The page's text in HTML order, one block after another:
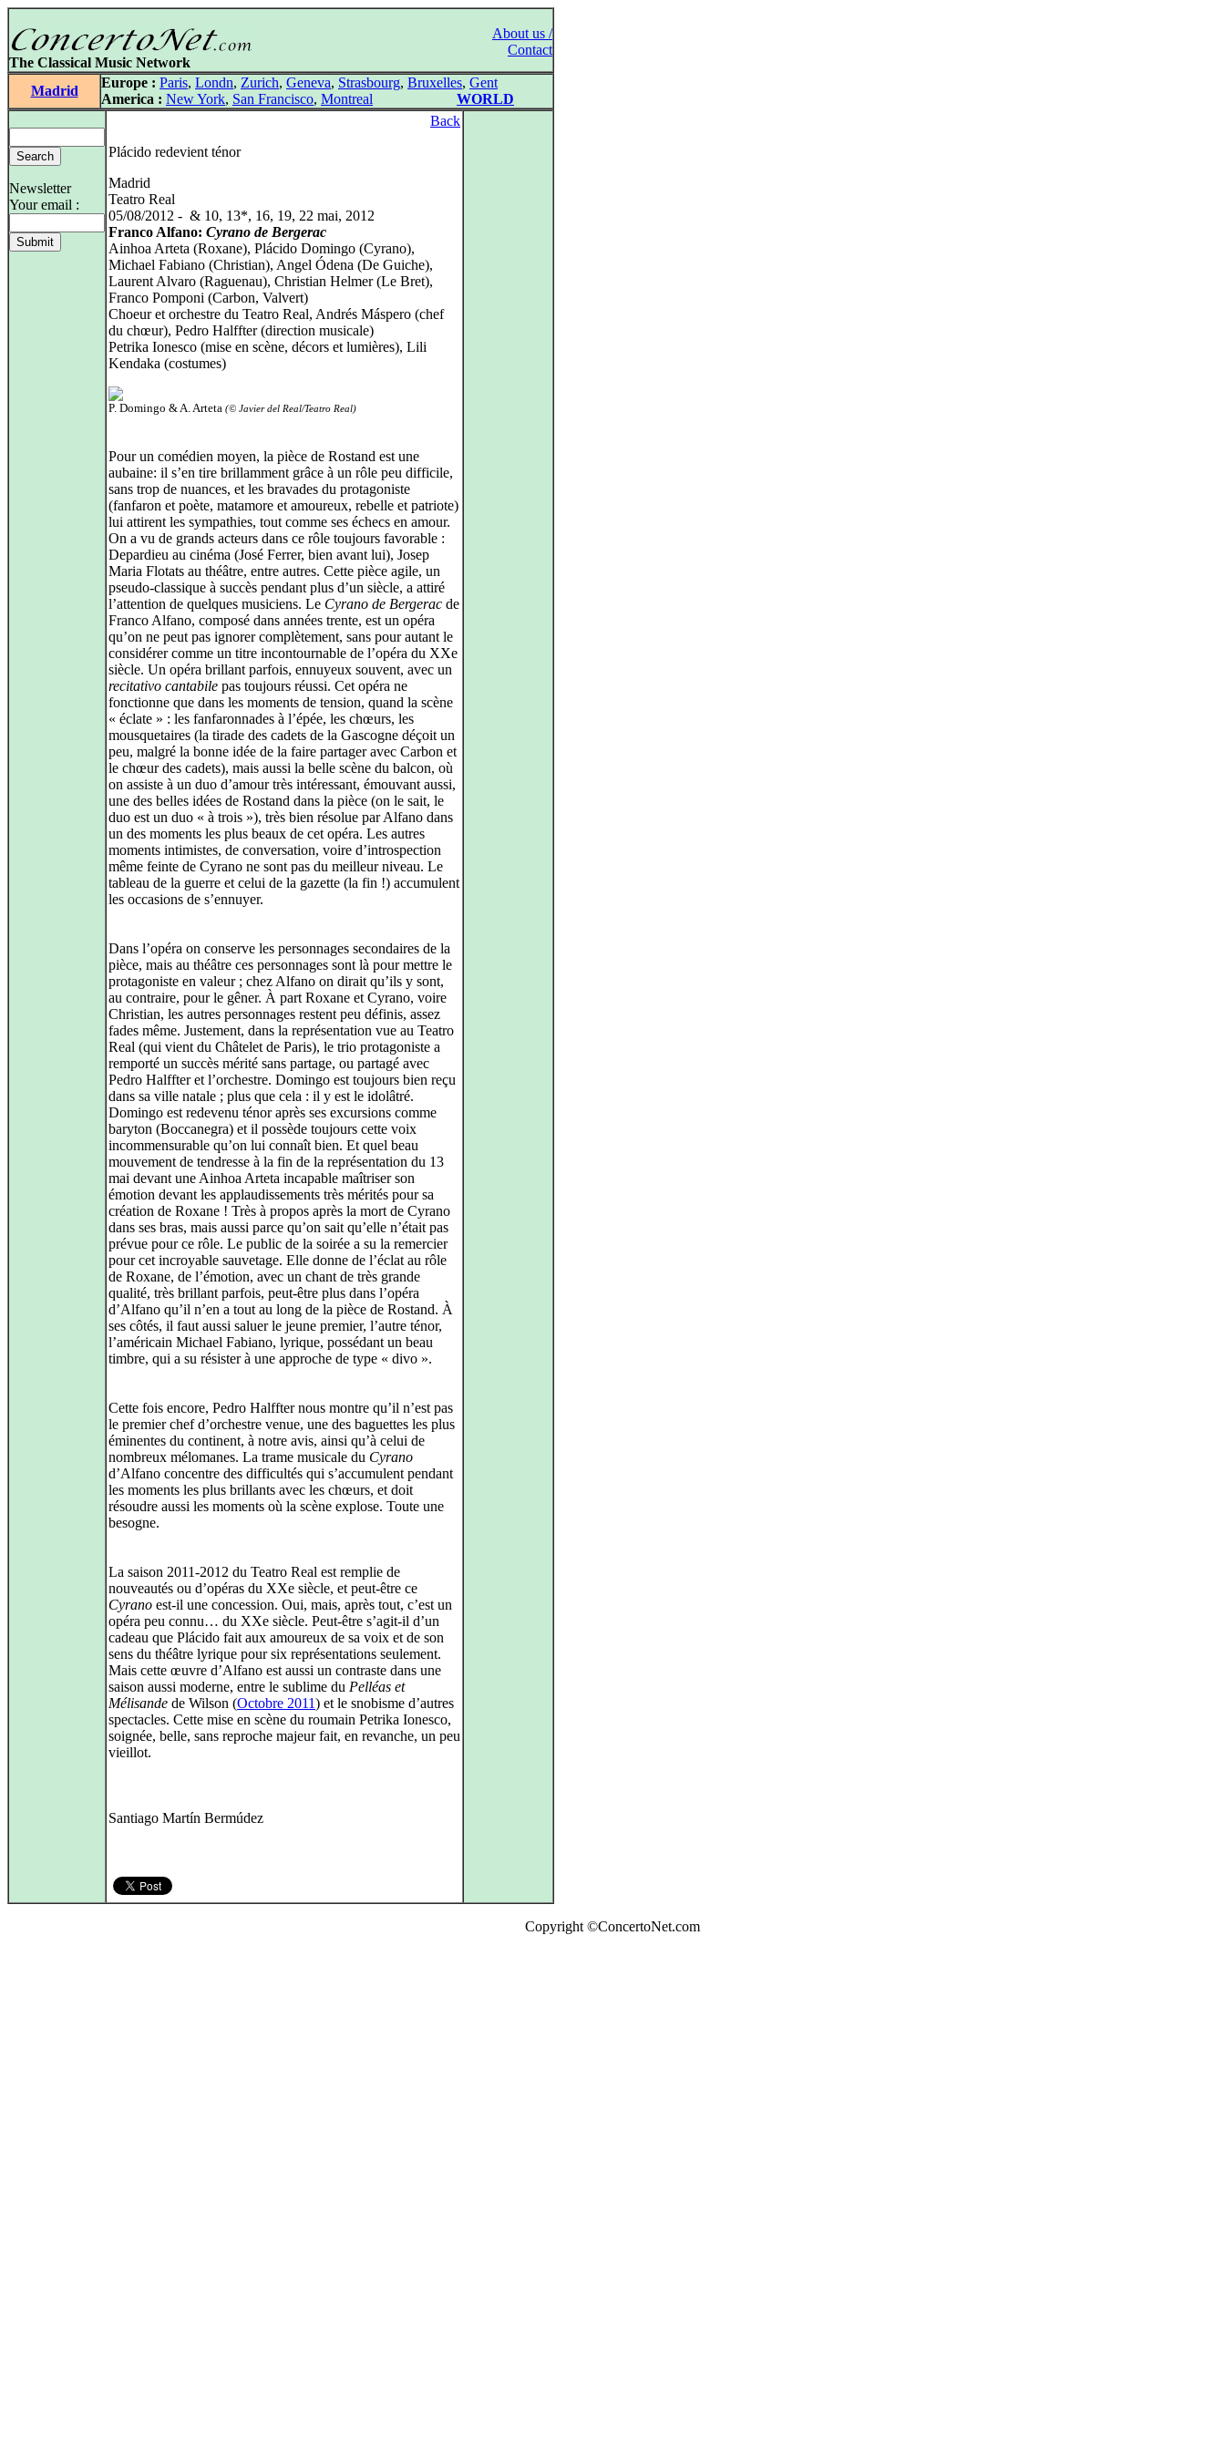
About us /
Contact
The Classical Music Network
Madrid
Europe : Paris, Londn, Zurich, Geneva, Strasbourg, Bruxelles, Gent
America : New York, San Francisco, Montreal WORLD
Newsletter
Your email :
Back
Plácido redevient ténor
Madrid
Teatro Real
05/08/2012 - & 10, 13*, 16, 19, 22 mai, 2012
Franco Alfano: Cyrano de Bergerac
Ainhoa Arteta (Roxane), Plácido Domingo (Cyrano),
Michael Fabiano (Christian), Angel Ódena (De Guiche),
Laurent Alvaro (Raguenau), Christian Helmer (Le Bret),
Franco Pomponi (Carbon, Valvert)
Choeur et orchestre du Teatro Real, Andrés Máspero (chef
du chœur), Pedro Halffter (direction musicale)
Petrika Ionesco (mise en scène, décors et lumières), Lili
Kendaka (costumes)
P. Domingo & A. Arteta (© Javier del Real/Teatro Real)
Pour un comédien moyen, la pièce de Rostand est une
aubaine: il s’en tire brillamment grâce à un rôle peu difficile,
sans trop de nuances, et les bravades du protagoniste
(fanfaron et poète, matamore et amoureux, rebelle et patriote)
lui attirent les sympathies, tout comme ses échecs en amour.
On a vu de grands acteurs dans ce rôle toujours favorable :
Depardieu au cinéma (José Ferrer, bien avant lui), Josep
Maria Flotats au théâtre, entre autres. Cette pièce agile, un
pseudo-classique à succès pendant plus d’un siècle, a attiré
l’attention de quelques musiciens. Le Cyrano de Bergerac de
Franco Alfano, composé dans années trente, est un opéra
qu’on ne peut pas ignorer complètement, sans pour autant le
considérer comme un titre incontournable de l’opéra du XXe
siècle. Un opéra brillant parfois, ennuyeux souvent, avec un
recitativo cantabile pas toujours réussi. Cet opéra ne
fonctionne que dans les moments de tension, quand la scène
« éclate » : les fanfaronnades à l’épée, les chœurs, les
mousquetaires (la tirade des cadets de la Gascogne déçoit un
peu, malgré la bonne idée de la faire partager avec Carbon et
le chœur des cadets), mais aussi la belle scène du balcon, où
on assiste à un duo d’amour très intéressant, émouvant aussi,
une des belles idées de Rostand dans la pièce (on le sait, le
duo est un duo « à trois »), très bien résolue par Alfano dans
un des moments les plus beaux de cet opéra. Les autres
moments intimistes, de conversation, voire d’introspection
même feinte de Cyrano ne sont pas du meilleur niveau. Le
tableau de la guerre et celui de la gazette (la fin !) accumulent
les occasions de s’ennuyer.
Dans l’opéra on conserve les personnages secondaires de la
pièce, mais au théâtre ces personnages sont là pour mettre le
protagoniste en valeur ; chez Alfano on dirait qu’ils y sont,
au contraire, pour le gêner. À part Roxane et Cyrano, voire
Christian, les autres personnages restent peu définis, assez
fades même. Justement, dans la représentation vue au Teatro
Real (qui vient du Châtelet de Paris), le trio protagoniste a
remporté un succès mérité sans partage, ou partagé avec
Pedro Halffter et l’orchestre. Domingo est toujours bien reçu
dans sa ville natale ; plus que cela : il y est le idolâtré.
Domingo est redevenu ténor après ses excursions comme
baryton (Boccanegra) et il possède toujours cette voix
incommensurable qu’on lui connaît bien. Et quel beau
mouvement de tendresse à la fin de la représentation du 13
mai devant une Ainhoa Arteta incapable maîtriser son
émotion devant les applaudissements très mérités pour sa
création de Roxane ! Très à propos après la mort de Cyrano
dans ses bras, mais aussi parce qu’on sait qu’elle n’était pas
prévue pour ce rôle. Le public de la soirée a su la remercier
pour cet incroyable sauvetage. Elle donne de l’éclat au rôle
de Roxane, de l’émotion, avec un chant de très grande
qualité, très brillant parfois, peut-être plus dans l’opéra
d’Alfano qu’il n’en a tout au long de la pièce de Rostand. À
ses côtés, il faut aussi saluer le jeune premier, l’autre ténor,
l’américain Michael Fabiano, lyrique, possédant un beau
timbre, qui a su résister à une approche de type « divo ».
Cette fois encore, Pedro Halffter nous montre qu’il n’est pas
le premier chef d’orchestre venue, une des baguettes les plus
éminentes du continent, à notre avis, ainsi qu’à celui de
nombreux mélomanes. La trame musicale du Cyrano
d’Alfano concentre des difficultés qui s’accumulent pendant
les moments les plus brillants avec les chœurs, et doit
résoudre aussi les moments où la scène explose. Toute une
besogne.
La saison 2011-2012 du Teatro Real est remplie de
nouveautés ou d’opéras du XXe siècle, et peut-être ce
Cyrano est-il une concession. Oui, mais, après tout, c’est un
opéra peu connu… du XXe siècle. Peut-être s’agit-il d’un
cadeau que Plácido fait aux amoureux de sa voix et de son
sens du théâtre lyrique pour six représentations seulement.
Mais cette œuvre d’Alfano est aussi un contraste dans une
saison aussi moderne, entre le sublime du Pelléas et
Mélisande de Wilson (Octobre 2011) et le snobisme d’autres
spectacles. Cette mise en scène du roumain Petrika Ionesco,
soignée, belle, sans reproche majeur fait, en revanche, un peu
vieillot.
Santiago Martín Bermúdez
Copyright ©ConcertoNet.com